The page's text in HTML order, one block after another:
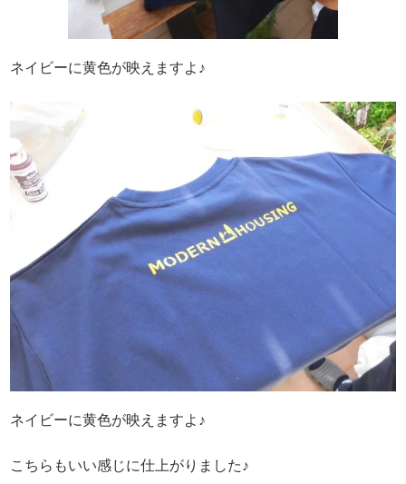
ネイビーに黄色が映えますよ♪
ネイビーに黄色が映えますよ♪
こちらもいい感じに仕上がりました♪